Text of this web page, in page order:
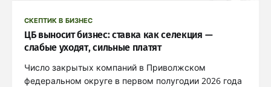
СКЕПТИК В БИЗНЕС
ЦБ выносит бизнес: ставка как селекция —
слабые уходят, сильные платят
Число закрытых компаний в Приволжском
федеральном округе в первом полугодии 2026 года